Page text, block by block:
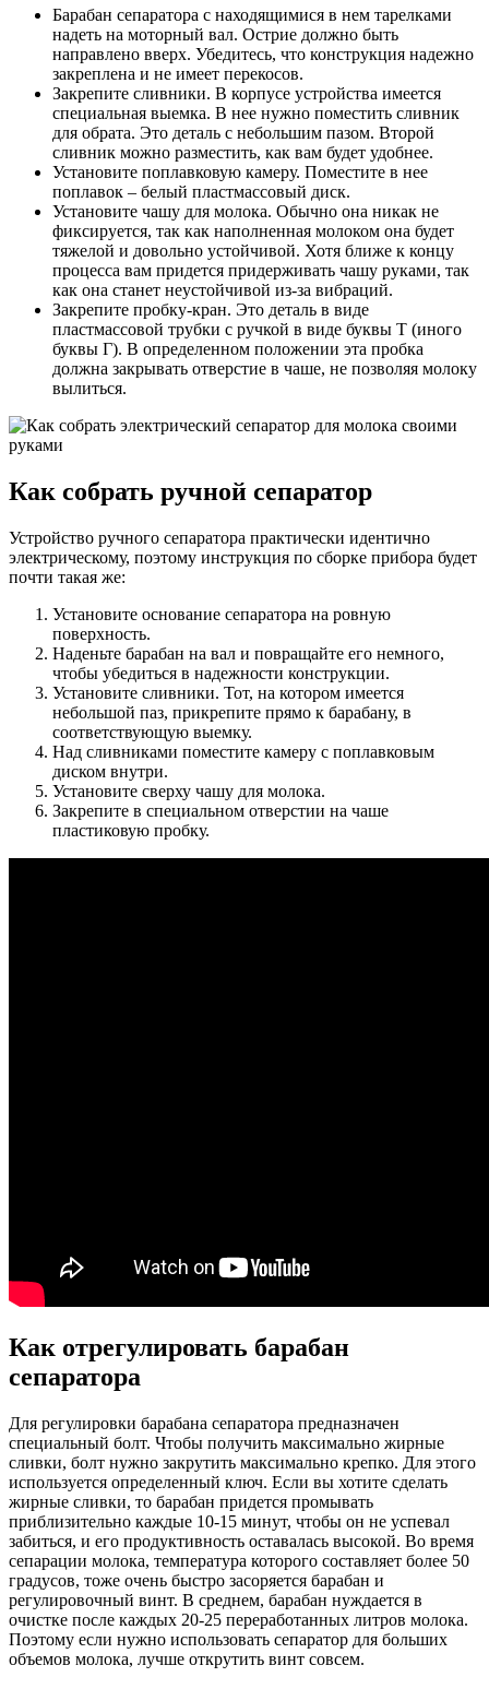
Барабан сепаратора с находящимися в нем тарелками
надеть на моторный вал. Острие должно быть
направлено вверх. Убедитесь, что конструкция надежно
закреплена и не имеет перекосов.
Закрепите сливники. В корпусе устройства имеется
специальная выемка. В нее нужно поместить сливник
для обрата. Это деталь с небольшим пазом. Второй
сливник можно разместить, как вам будет удобнее.
Установите поплавковую камеру. Поместите в нее
поплавок – белый пластмассовый диск.
Установите чашу для молока. Обычно она никак не
фиксируется, так как наполненная молоком она будет
тяжелой и довольно устойчивой. Хотя ближе к концу
процесса вам придется придерживать чашу руками, так
как она станет неустойчивой из-за вибраций.
Закрепите пробку-кран. Это деталь в виде
пластмассовой трубки с ручкой в виде буквы Т (иного
буквы Г). В определенном положении эта пробка
должна закрывать отверстие в чаше, не позволяя молоку
вылиться.
Как собрать ручной сепаратор
Устройство ручного сепаратора практически идентично
электрическому, поэтому инструкция по сборке прибора будет
почти такая же:
Установите основание сепаратора на ровную
поверхность.
Наденьте барабан на вал и повращайте его немного,
чтобы убедиться в надежности конструкции.
Установите сливники. Тот, на котором имеется
небольшой паз, прикрепите прямо к барабану, в
соответствующую выемку.
Над сливниками поместите камеру с поплавковым
диском внутри.
Установите сверху чашу для молока.
Закрепите в специальном отверстии на чаше
пластиковую пробку.
Как отрегулировать барабан
сепаратора
Для регулировки барабана сепаратора предназначен
специальный болт. Чтобы получить максимально жирные
сливки, болт нужно закрутить максимально крепко. Для этого
используется определенный ключ. Если вы хотите сделать
жирные сливки, то барабан придется промывать
приблизительно каждые 10-15 минут, чтобы он не успевал
забиться, и его продуктивность оставалась высокой. Во время
сепарации молока, температура которого составляет более 50
градусов, тоже очень быстро засоряется барабан и
регулировочный винт. В среднем, барабан нуждается в
очистке после каждых 20-25 переработанных литров молока.
Поэтому если нужно использовать сепаратор для больших
объемов молока, лучше открутить винт совсем.